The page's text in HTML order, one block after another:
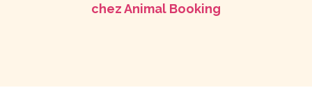
chez Animal Booking